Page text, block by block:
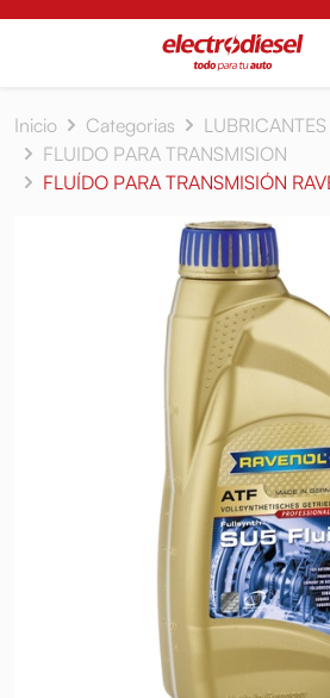
Inicio Categorias
LUBRICANTES
FLUIDO PARA TRANSMISION
FLUÍDO PARA TRANSMISIÓN